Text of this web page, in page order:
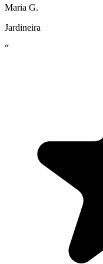
Maria G.
Jardineira
“